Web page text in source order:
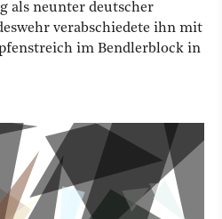
als neunter deutscher
verabschiedete ihn mit
im Bendlerblock in